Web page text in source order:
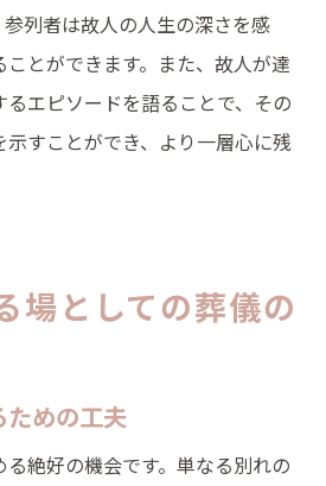
列者は故人の人生の深さを感
とができます。また、故人が達
エピソードを語ることで、その
すことができ、より一層心に残
場としての葬儀の
めの工夫
絶好の機会です。単なる別れの